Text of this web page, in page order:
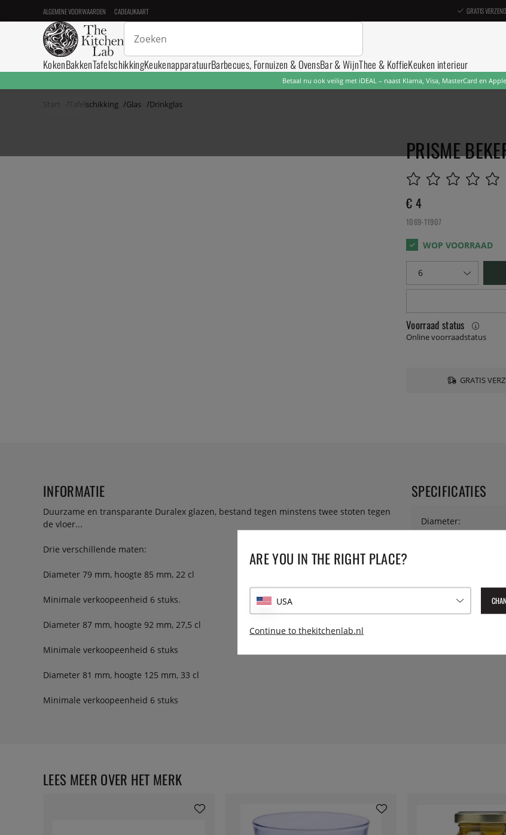
ALGEMENE VOORWAARDEN CADEAUKAART GRATIS
KokenBakkenTafelschikkingKeukenapparatuurBarbecues, Fornuizen & OvensBar & WijnThee & KoffieKeuken interieur
Betaal nu ook veilig met iDEAL – naast Klarna, Visa, MasterCard en
Start Tafelschikking Glas Drinkglas
PRISME
€ 4
1069-11907
Voorraad status
Online voorraadstatus
GRATIS
INFORMATIE
Duurzame en transparante Duralex glazen, bestand tegen minstens twee stoten tegen
de vloer...
Drie verschillende maten:
Diameter 79 mm, hoogte 85 mm, 22 cl
Minimale verkoopeenheid 6 stuks.
Diameter 87 mm, hoogte 92 mm, 27,5 cl
Minimale verkoopeenheid 6 stuks
Diameter 81 mm, hoogte 125 mm, 33 cl
Minimale verkoopeenheid 6 stuks
SPECIFICATIES
Diameter:
Serie:
Geleverd
LEES MEER OVER HET MERK
ARE YOU IN THE RIGHT PLACE?
USA
Continue to thekitchenlab.nl